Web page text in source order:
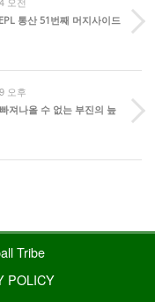
통산 51번째 머지사이드
오후
져나올 수 없는 부진의 늪
Tribe
POLICY